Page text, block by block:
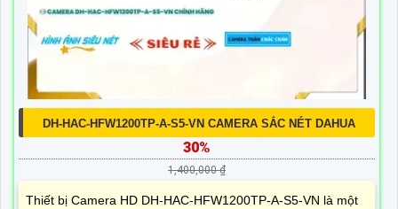
DH-HAC-HFW1200TP-A-S5-VN CAMERA SẮC NÉT DAHUA
30%
1,400,000 ₫
Thiết bị Camera HD DH-HAC-HFW1200TP-A-S5-VN là một